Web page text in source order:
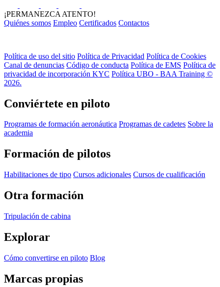
¡PERMANEZCA ATENTO!
Quiénes somos Empleo Certificados Contactos
Política de uso del sitio Política de Privacidad Política de Cookies
Canal de denuncias Código de conducta Política de EMS Política de
privacidad de incorporación KYC Política UBO - BAA Training ©
2026.
Conviértete en piloto
Programas de formación aeronáutica Programas de cadetes Sobre la
academia
Formación de pilotos
Habilitaciones de tipo Cursos adicionales Cursos de cualificación
Otra formación
Tripulación de cabina
Explorar
Cómo convertirse en piloto Blog
Marcas propias